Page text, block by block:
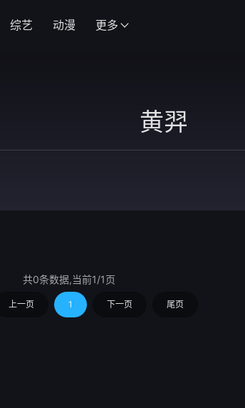
综艺 动漫 更多
共0条数据,当前1/1页
上一页 1 下一页 尾页